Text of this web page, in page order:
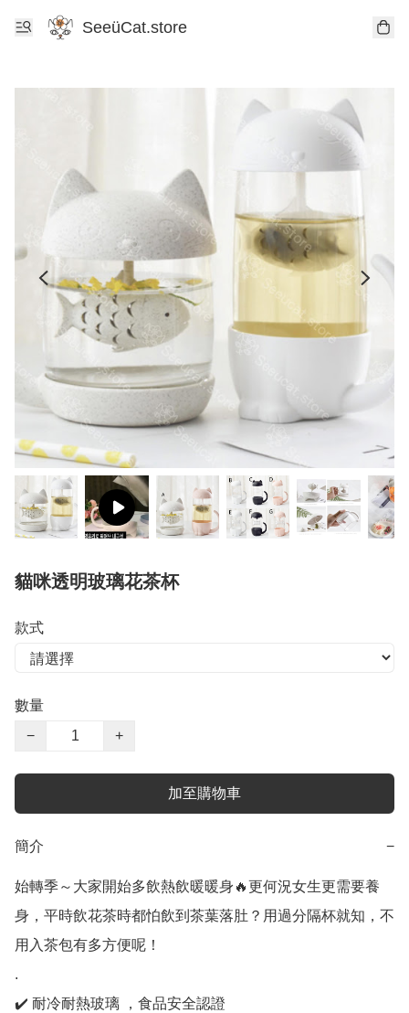
SeeüCat.store
貓咪透明玻璃花茶杯
款式
數量
−
+
加至購物車
簡介 −
始轉季～大家開始多飲熱飲暖暖身🔥更何況女生更需要養
身，平時飲花茶時都怕飲到茶葉落肚？用過分隔杯就知，不
用入茶包有多方便呢！
.
✔️ 耐冷耐熱玻璃 ，食品安全認證